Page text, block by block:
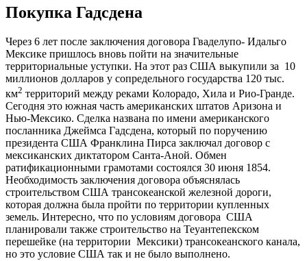
Покупка Гадсдена
Через 6 лет после заключения договора Гваделупо- Идальго
Мексике пришлось вновь пойти на значительные
территориальные уступки. На этот раз США выкупили за 10
миллионов долларов у сопредельного государства 120 тыс.
км2 территорий между реками Колорадо, Хила и Рио-Гранде.
Сегодня это южная часть американских штатов Аризона и
Нью-Мексико. Сделка названа по имени американского
посланника Джеймса Гадсдена, который по поручению
президента США Франклина Пирса заключал договор с
мексиканских диктатором Санта-Аной. Обмен
ратификационными грамотами состоялся 30 июня 1854.
Необходимость заключения договора объяснялась
строительством США трансокеанской железной дороги,
которая должна была пройти по территории купленных
земель. Интересно, что по условиям договора США
планировали также строительство на Теуантепекском
перешейке (на территории Мексики) трансокеанского канала,
но это условие США так и не было выполнено.